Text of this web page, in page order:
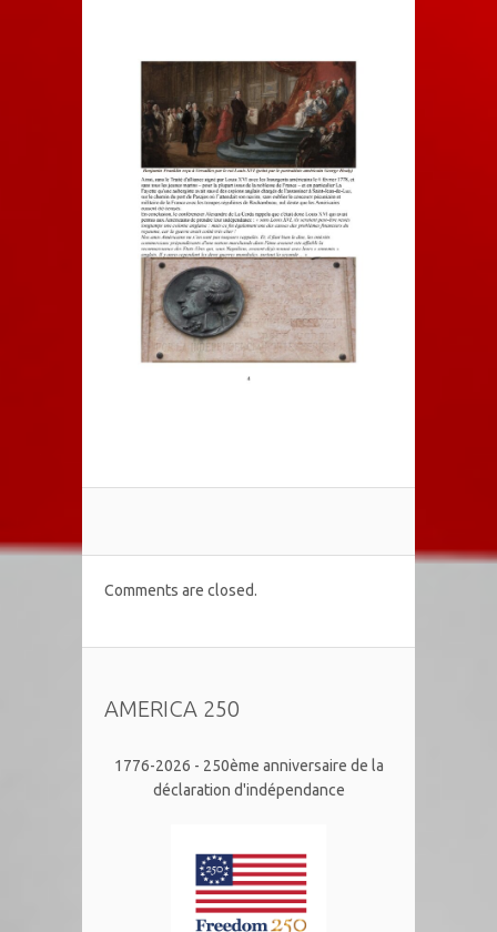
Comments are closed.
AMERICA 250
1776-2026 - 250ème anniversaire de la
déclaration d'indépendance